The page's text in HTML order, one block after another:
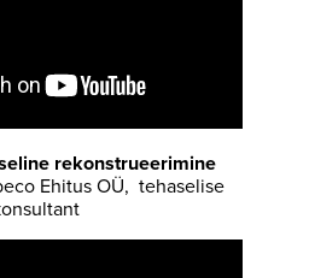
rekonstrueerimine
Ehitus OÜ, tehaselise